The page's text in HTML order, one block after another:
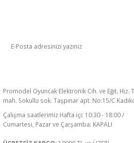
Promodel Oyuncak Elektronik Cih. ve Eğit. Hiz.
mah. Sokullu sok. Taşpınar apt. No:15/C
Çalışma saatlerimiz Hafta içi: 10:30 - 18:00 /
Cumartesi, Pazar ve Çarşamba: KAPALI